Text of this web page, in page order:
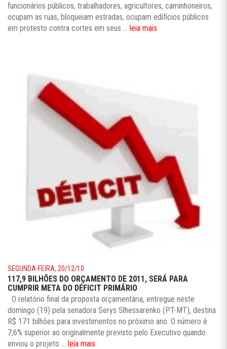
funcionários públicos, trabalhadores, agricultores, caminhoneiros,
ocupam as ruas, bloqueiam estradas, ocupam edifícios públicos
em protesto contra cortes em seus ... leia mais
SEGUNDA-FEIRA, 20/12/10
117,9 BILHÕES DO ORÇAMENTO DE 2011, SERÁ PARA
CUMPRIR META DO DÉFICIT PRIMÁRIO
O relatório final da proposta orçamentária, entregue neste
domingo (19) pela senadora Serys Slhessarenko (PT-MT), destina
R$ 171 bilhões para investimentos no próximo ano. O número é
7,6% superior ao originalmente previsto pelo Executivo quando
enviou o projeto ... leia mais